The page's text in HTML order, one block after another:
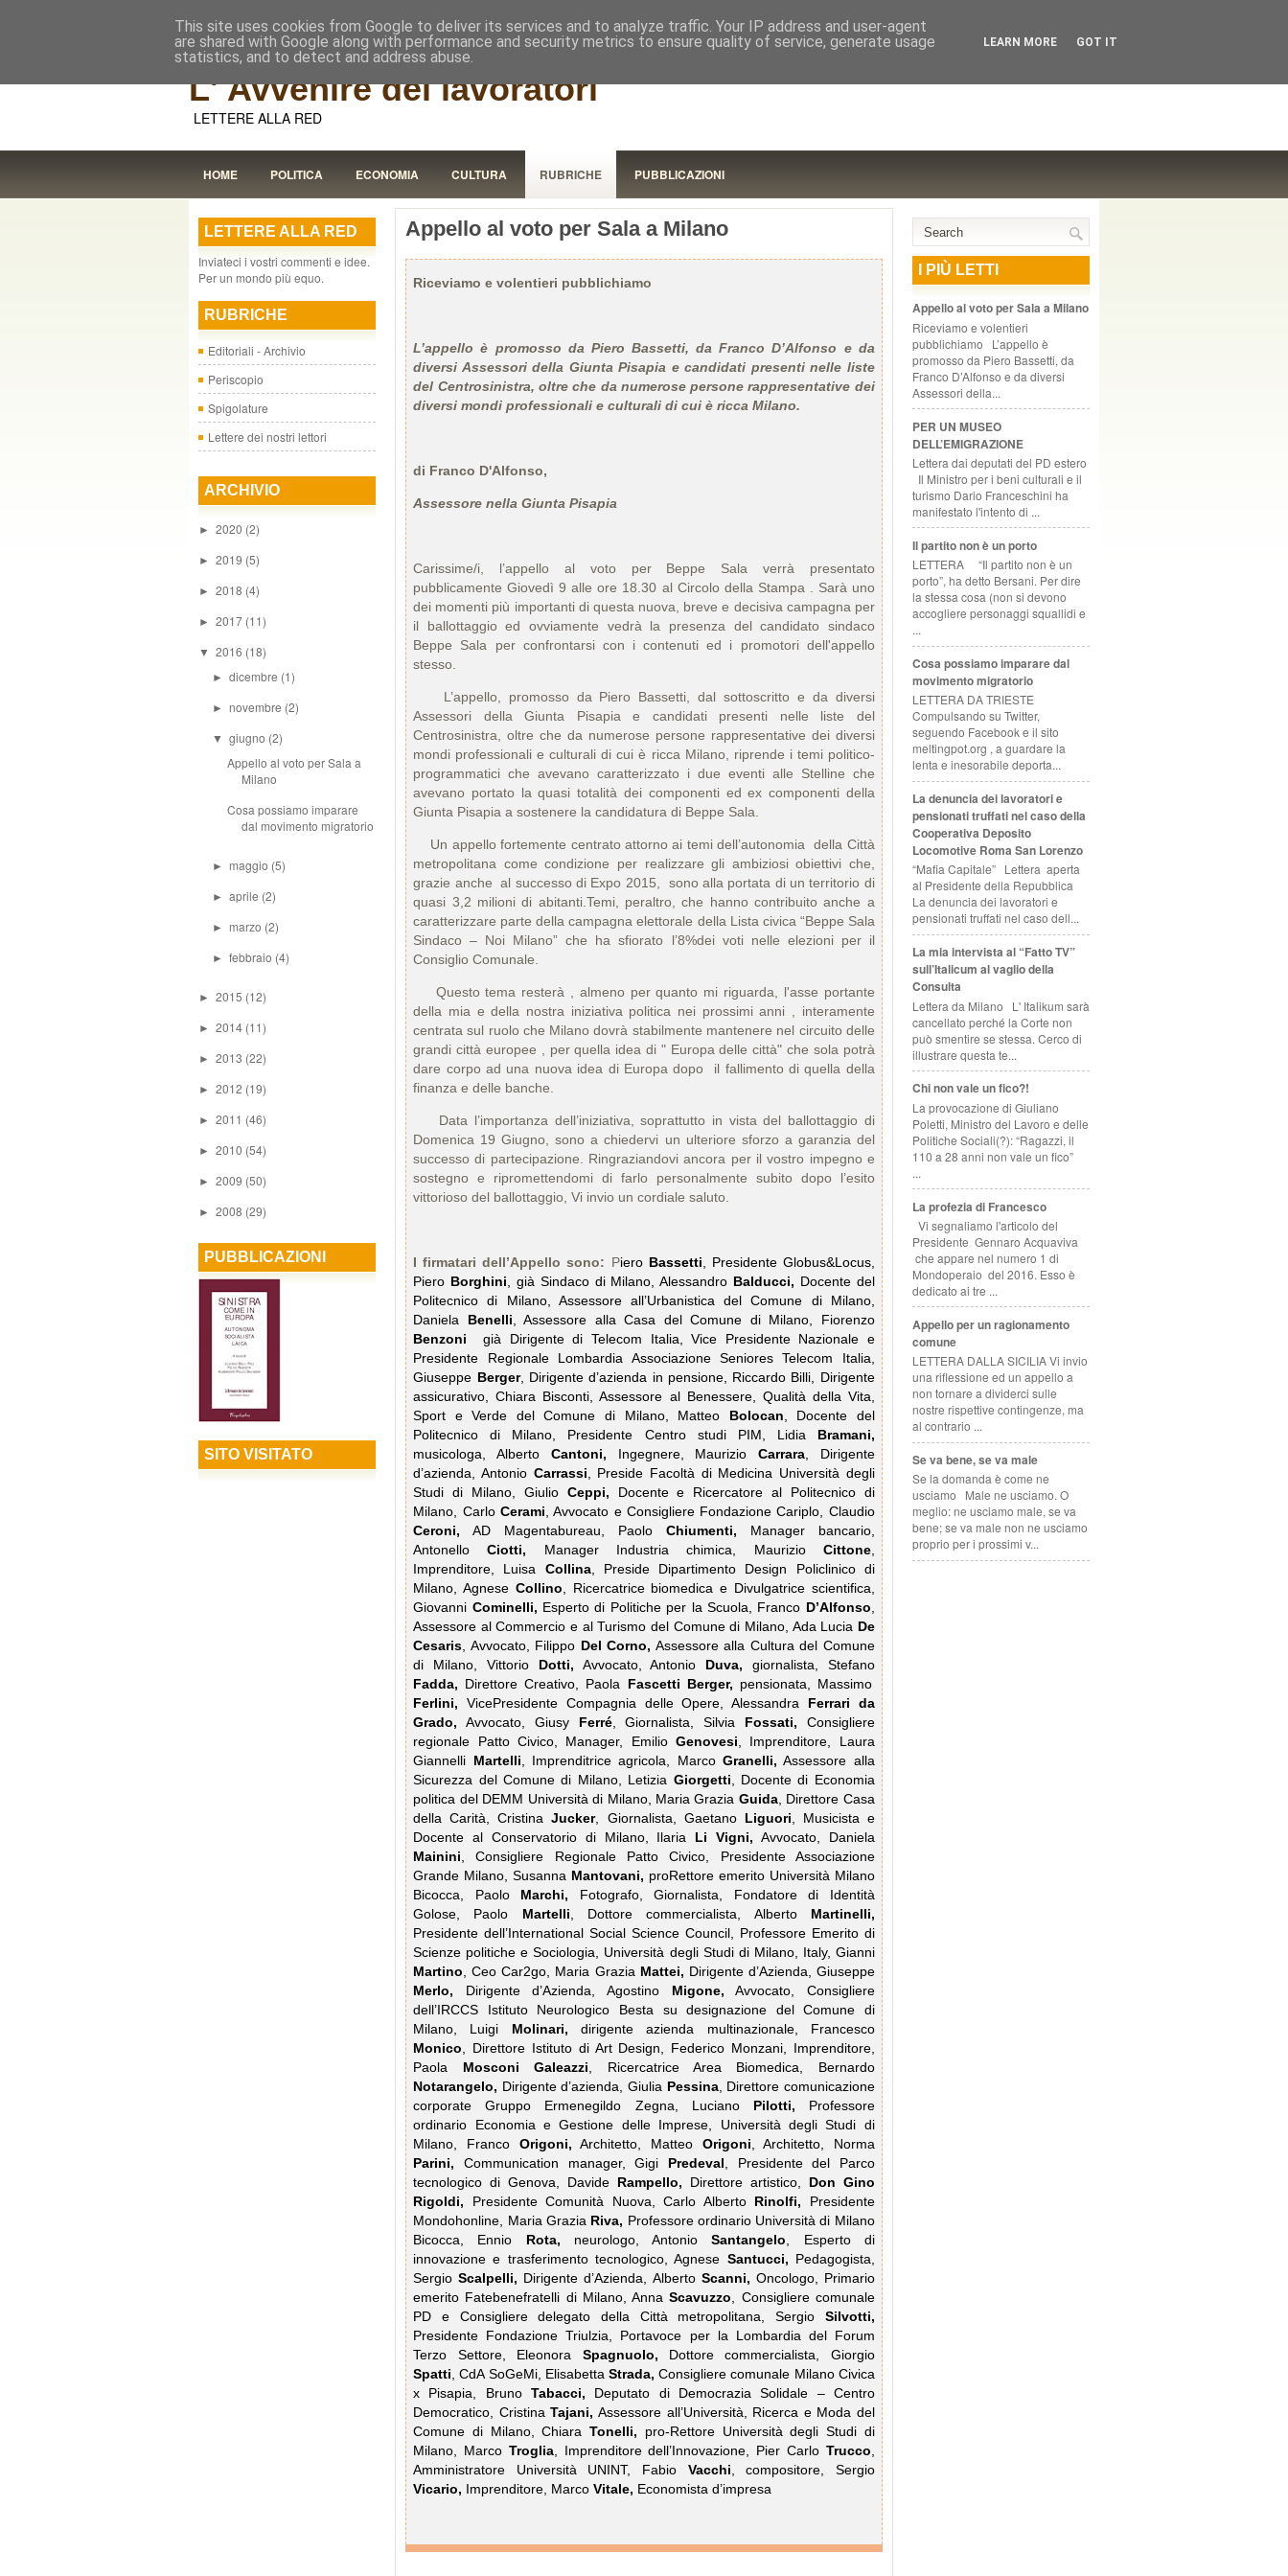
RISTORANTE COOPERATIVO, ZURIGO
L' Avvenire dei lavoratori
LETTERE ALLA RED
HOME POLITICA ECONOMIA CULTURA RUBRICHE PUBBLICAZIONI
LETTERE ALLA RED
Inviateci i vostri commenti e idee.
Per un mondo più equo.
RUBRICHE
Editoriali - Archivio
Periscopio
Spigolature
Lettere dei nostri lettori
ARCHIVIO
► 2020 (2)
► 2019 (5)
► 2018 (4)
► 2017 (11)
▼ 2016 (18)
►dicembre (1)
►novembre (2)
▼giugno (2)
Appello al voto per Sala a
Milano
Cosa possiamo imparare
dal movimento migratorio
► maggio (5)
►aprile (2)
► marzo (2)
►febbraio (4)
► 2015 (12)
► 2014 (11)
► 2013 (22)
► 2012 (19)
► 2011 (46)
► 2010 (54)
► 2009 (50)
► 2008 (29)
PUBBLICAZIONI
SITO VISITATO
Appello al voto per Sala a Milano
Riceviamo e volentieri pubblichiamo
L’appello è promosso da Piero Bassetti, da Franco D’Alfonso e da
diversi Assessori della Giunta Pisapia e candidati presenti nelle liste
del Centrosinistra, oltre che da numerose persone rappresentative dei
diversi mondi professionali e culturali di cui è ricca Milano.
di Franco D'Alfonso,
Assessore nella Giunta Pisapia
Carissime/i, l’appello al voto per Beppe Sala verrà presentato
pubblicamente Giovedì 9 alle ore 18.30 al Circolo della Stampa . Sarà uno
dei momenti più importanti di questa nuova, breve e decisiva campagna per
il ballottaggio ed ovviamente vedrà la presenza del candidato sindaco
Beppe Sala per confrontarsi con i contenuti ed i promotori dell'appello
stesso.
L’appello, promosso da Piero Bassetti, dal sottoscritto e da diversi
Assessori della Giunta Pisapia e candidati presenti nelle liste del
Centrosinistra, oltre che da numerose persone rappresentative dei diversi
mondi professionali e culturali di cui è ricca Milano, riprende i temi politico-
programmatici che avevano caratterizzato i due eventi alle Stelline che
avevano portato la quasi totalità dei componenti ed ex componenti della
Giunta Pisapia a sostenere la candidatura di Beppe Sala.
Un appello fortemente centrato attorno ai temi dell’autonomia della Città
metropolitana come condizione per realizzare gli ambiziosi obiettivi che,
grazie anche al successo di Expo 2015, sono alla portata di un territorio di
quasi 3,2 milioni di abitanti.Temi, peraltro, che hanno contribuito anche a
caratterizzare parte della campagna elettorale della Lista civica “Beppe Sala
Sindaco – Noi Milano” che ha sfiorato l’8%dei voti nelle elezioni per il
Consiglio Comunale.
Questo tema resterà , almeno per quanto mi riguarda, l'asse portante
della mia e della nostra iniziativa politica nei prossimi anni , interamente
centrata sul ruolo che Milano dovrà stabilmente mantenere nel circuito delle
grandi città europee , per quella idea di " Europa delle città" che sola potrà
dare corpo ad una nuova idea di Europa dopo il fallimento di quella della
finanza e delle banche.
Data l’importanza dell’iniziativa, soprattutto in vista del ballottaggio di
Domenica 19 Giugno, sono a chiedervi un ulteriore sforzo a garanzia del
successo di partecipazione. Ringraziandovi ancora per il vostro impegno e
sostegno e ripromettendomi di farlo personalmente subito dopo l’esito
vittorioso del ballottaggio, Vi invio un cordiale saluto.
I firmatari dell’Appello sono: Piero Bassetti , Presidente Globus&Locus,
Piero Borghini , già Sindaco di Milano, Alessandro Balducci, Docente del
Politecnico di Milano, Assessore all’Urbanistica del Comune di Milano,
Daniela Benelli , Assessore alla Casa del Comune di Milano, Fiorenzo
Benzoni
già Dirigente di Telecom Italia, Vice Presidente Nazionale e
Presidente Regionale Lombardia Associazione Seniores Telecom Italia,
Giuseppe Berger, Dirigente d’azienda in pensione, Riccardo Billi, Dirigente
assicurativo, Chiara Bisconti, Assessore al Benessere, Qualità della Vita,
Sport e Verde del Comune di Milano, Matteo Bolocan , Docente del
Politecnico di Milano, Presidente Centro studi PIM, Lidia Bramani,
musicologa, Alberto Cantoni, Ingegnere, MaurizioCarrara , Dirigente
d’azienda, Antonio Carrassi , Preside Facoltà di Medicina Università degli
Studi di Milano, Giulio Ceppi, Docente e Ricercatore al Politecnico di
Milano, Carlo Cerami , Avvocato e Consigliere Fondazione Cariplo, Claudio
Ceroni, AD Magentabureau, Paolo Chiumenti, Manager bancario,
AntonelloCiotti, Manager Industria chimica, Maurizio Cittone,
Imprenditore, Luisa Collina, Preside Dipartimento Design Policlinico di
Milano, Agnese Collino , Ricercatrice biomedica e Divulgatrice scientifica,
Giovanni Cominelli, Esperto di Politiche per la Scuola, Franco D’Alfonso
Assessore al Commercio e al Turismo del Comune di Milano, Ada Lucia De
Cesaris , Avvocato, Filippo Del Corno, Assessore alla Cultura del Comune
di Milano, Vittorio Dotti, Avvocato, Antonio Duva, giornalista, Stefano
Fadda, Direttore Creativo, Paola Fascetti Berger, pensionata, Massimo
Ferlini, VicePresidente Compagnia delle Opere, Alessandra Ferrari da
Grado, Avvocato, Giusy Ferré, Giornalista, Silvia Fossati, Consigliere
regionale Patto Civico, Manager, EmilioGenovesi , Imprenditore, Laura
Giannelli Martelli , Imprenditrice agricola, MarcoGranelli, Assessore alla
Sicurezza del Comune di Milano, Letizia Giorgetti , Docente di Economia
politica del DEMM Università di Milano, Maria Grazia Guida, Direttore Casa
della Carità, CristinaJucker, Giornalista, GaetanoLiguori , Musicista e
Docente al Conservatorio di Milano, Ilaria Li Vigni, Avvocato, Daniela
Mainini , Consigliere Regionale Patto Civico, Presidente Associazione
Grande Milano, Susanna Mantovani, proRettore emerito Università Milano
Bicocca, Paolo Marchi, Fotografo, Giornalista, Fondatore di Identità
Golose, Paolo Martelli , Dottore commercialista, Alberto Martinelli,
Presidente dell’International Social Science Council, Professore Emerito di
Scienze politiche e Sociologia, Università degli Studi di Milano, Italy, Gianni
Martino , Ceo Car2go, Maria Grazia Mattei, Dirigente d’Azienda, Giuseppe
Merlo, Dirigente d’Azienda, Agostino Migone, Avvocato, Consigliere
dell’IRCCS Istituto Neurologico Besta su designazione del Comune di
Milano, Luigi Molinari, dirigente azienda multinazionale, Francesco
Monico , Direttore Istituto di Art Design, Federico Monzani, Imprenditore,
Paola Mosconi Galeazzi , Ricercatrice Area Biomedica, Bernardo
Notarangelo, Dirigente d’azienda, Giulia Pessina, Direttore comunicazione
corporate Gruppo Ermenegildo Zegna, Luciano Pilotti, Professore
ordinario Economia e Gestione delle Imprese, Università degli Studi di
Milano, Franco Origoni, Architetto, Matteo Origoni , Architetto, Norma
Parini, Communication manager, Gigi Predeval , Presidente del Parco
tecnologico di Genova, Davide Rampello, Direttore artistico, Don Gino
Rigoldi, Presidente Comunità Nuova, Carlo Alberto Rinolfi, Presidente
Mondohonline, Maria Grazia Riva, Professore ordinario Università di Milano
Bicocca, Ennio Rota, neurologo, AntonioSantangelo , Esperto di
innovazione e trasferimento tecnologico, Agnese Santucci, Pedagogista,
SergioScalpelli, Dirigente d’Azienda, Alberto Scanni, Oncologo, Primario
emerito Fatebenefratelli di Milano, AnnaScavuzzo , Consigliere comunale
PD e Consigliere delegato della Città metropolitana, Sergio Silvotti,
Presidente Fondazione Triulzia, Portavoce per la Lombardia del Forum
Terzo Settore, Eleonora Spagnuolo, Dottore commercialista, Giorgio
Spatti , CdA SoGeMi, Elisabetta Strada, Consigliere comunale Milano Civica
x Pisapia, BrunoTabacci, Deputato di Democrazia Solidale – Centro
Democratico, CristinaTajani, Assessore all’Università, Ricerca e Moda del
Comune di Milano, ChiaraTonelli, pro-Rettore Università degli Studi di
Milano, Marco Troglia, Imprenditore dell’Innovazione, Pier Carlo Trucco
Amministratore Università UNINT, Fabio Vacchi , compositore, Sergio
Vicario, Imprenditore, MarcoVitale, Economista d’impresa
I PIÙ LETTI
Appello al voto per Sala a Milano
Riceviamo e volentieri
pubblichiamo L’appello è
promosso da Piero Bassetti, da
Franco D’Alfonso e da diversi
Assessori della...
PER UN MUSEO
DELL’EMIGRAZIONE
Lettera dai deputati del PD estero
Il Ministro per i beni culturali e il
turismo Dario Franceschini ha
manifestato l'intento di ...
Il partito non è un porto
LETTERA “Il partito non è un
porto”, ha detto Bersani. Per dire
la stessa cosa (non si devono
accogliere personaggi squallidi e
...
Cosa possiamo imparare dal
movimento migratorio
LETTERA DA TRIESTE
Compulsando su Twitter,
seguendo Facebook e il sito
meltingpot.org , a guardare la
lenta e inesorabile deporta...
La denuncia dei lavoratori e
pensionati truffati nel caso della
Cooperativa Deposito
Locomotive Roma San Lorenzo
“Mafia Capitale” Lettera aperta
al Presidente della Repubblica
La denuncia dei lavoratori e
pensionati truffati nel caso dell...
La mia intervista al “Fatto TV”
sull’Italicum al vaglio della
Consulta
Lettera da Milano L' Italikum sarà
cancellato perché la Corte non
può smentire se stessa. Cerco di
illustrare questa te...
Chi non vale un fico?!
La provocazione di Giuliano
Poletti, Ministro del Lavoro e delle
Politiche Sociali(?): “Ragazzi, il
110 a 28 anni non vale un fico”
...
La profezia di Francesco
Vi segnaliamo l'articolo del
Presidente Gennaro Acquaviva
che appare nel numero 1 di
Mondoperaio del 2016. Esso è
dedicato ai tre ...
Appello per un ragionamento
comune
LETTERA DALLA SICILIA Vi invio
una riflessione ed un appello a
non tornare a dividerci sulle
nostre rispettive contingenze, ma
al contrario ...
Se va bene, se va male
Se la domanda è come ne
usciamo Male ne usciamo. O
meglio: ne usciamo male, se va
bene; se va male non ne usciamo
proprio per i prossimi v...
This site uses cookies from Google to deliver its services and to analyze traffic. Your IP address and user-agent
are shared with Google along with performance and security metrics to ensure quality of service, generate usage
statistics, and to detect and address abuse.
LEARN MORE GOT IT